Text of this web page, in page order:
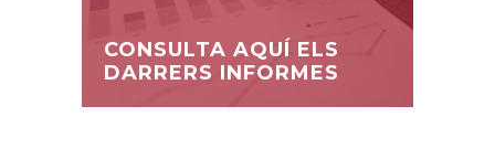
CONSULTA AQUÍ ELS
DARRERS INFORMES